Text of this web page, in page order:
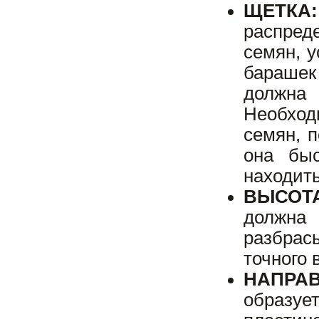
ЩЕТКА:
семян,
семян,
она
должна
точного